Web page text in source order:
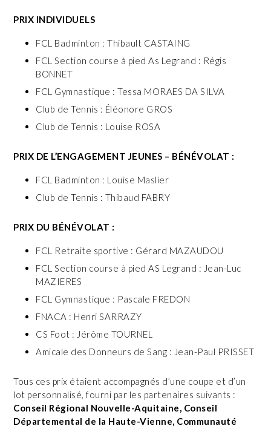
PRIX INDIVIDUELS
FCL Badminton : Thibault CASTAING
FCL Section course à pied As Legrand : Régis
BONNET
FCL Gymnastique : Tessa MORAES DA SILVA
Club de Tennis : Éléonore GROS
Club de Tennis : Louise ROSA
PRIX DE L’ENGAGEMENT JEUNES – BÉNÉVOLAT :
FCL Badminton : Louise Maslier
Club de Tennis : Thibaud FABRY
PRIX DU BÉNÉVOLAT :
FCL Retraite sportive : Gérard MAZAUDOU
FCL Section course à pied AS Legrand : Jean-Luc
MAZIERES
FCL Gymnastique : Pascale FREDON
FNACA : Henri SARRAZY
CS Foot : Jérôme TOURNEL
Amicale des Donneurs de Sang : Jean-Paul PRISSET
Tous ces prix étaient accompagnés d’une coupe et d’un
lot personnalisé, fourni par les partenaires suivants :
Conseil Régional Nouvelle-Aquitaine, Conseil
Départemental de la Haute-Vienne, Communauté